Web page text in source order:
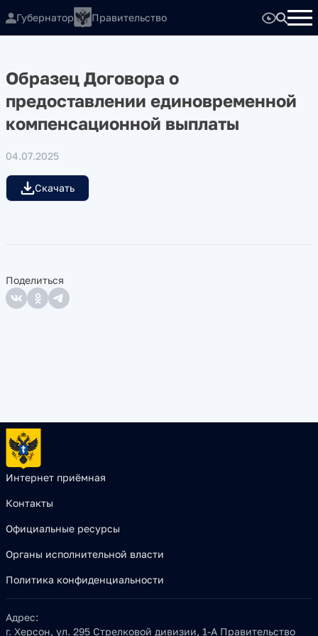
Губернатор Правительство
Образец Договора о
предоставлении единовременной
компенсационной выплаты
04.07.2025
Скачать
Поделиться
Интернет приёмная
Контакты
Официальные ресурсы
Органы исполнительной власти
Политика конфиденциальности
Адрес:
г. Херсон, ул. 295 Стрелковой дивизии, 1-А Правительство